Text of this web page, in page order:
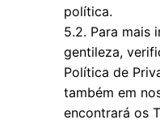
política.
5.2. Para mais
gentileza,
Política de
também em
encontrará os